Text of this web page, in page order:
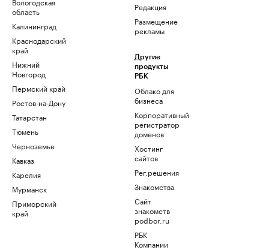
область
Калининград
Краснодарский
край
Нижний
Новгород
Пермский край
Ростов-на-Дону
Татарстан
Тюмень
Черноземье
Кавказ
Карелия
Мурманск
Приморский
край
Редакция
Размещение
рекламы
Другие
продукты
РБК
Облако для
бизнеса
Корпоративный
регистратор
доменов
Хостинг
сайтов
Рег.решения
Знакомства
Сайт
знакомств
podbor.ru
РБК
Компании